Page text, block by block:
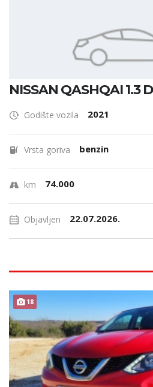
NISSAN QASHQAI 1.3
Godište vozila 2021
Vrsta goriva benzin
km 74.000
Objavljen 22.07.2026.
18